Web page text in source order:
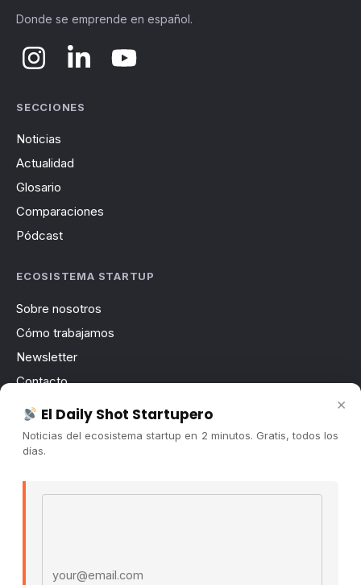
Donde se emprende en español.
SECCIONES
Noticias
Actualidad
Glosario
Comparaciones
Pódcast
ECOSISTEMA STARTUP
Sobre nosotros
Cómo trabajamos
Newsletter
Contacto
Publicidad
Convocatorias
×
El Daily Shot Startupero
Noticias del ecosistema startup en 2 minutos. Gratis, todos los
días.